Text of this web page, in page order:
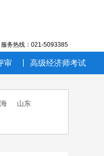
服务热线：021-5093385
审 高级经济师考试
山东